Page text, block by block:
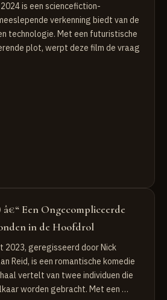
is een sciencefiction-
verkenning biedt van de
technologie. Met een futuristische
plot, werpt deze film de vraag
â€“ Een Ongecompliceerde
in de Hoofdrol
2023, geregisseerd door Nick
Reid, is een romantische komedie
vertelt van twee individuen die
worden gebracht. Met een …